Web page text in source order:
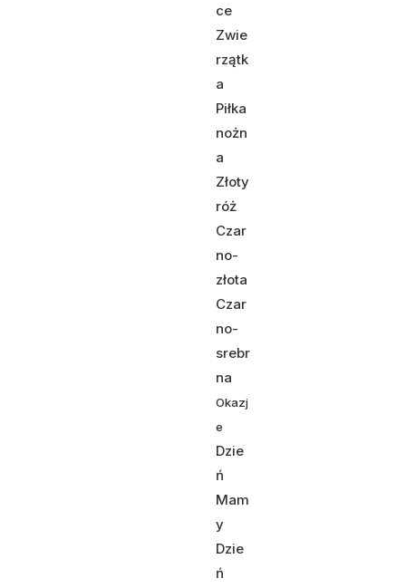
ce
Zwie
rzątk
a
Piłka
nożn
a
Złoty
róż
Czar
no-
złota
Czar
no-
srebr
na
Okazj
e
Dzie
ń
Mam
y
Dzie
ń